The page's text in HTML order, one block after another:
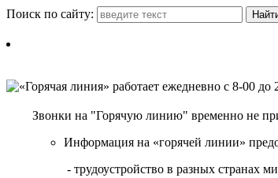
Поиск по сайту:
Звонки на "Горячую линию" временно не
Информация на «горячей линии»
- трудоустройство в разных странах